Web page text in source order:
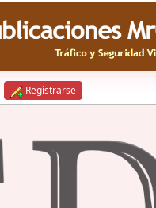
Registrarse